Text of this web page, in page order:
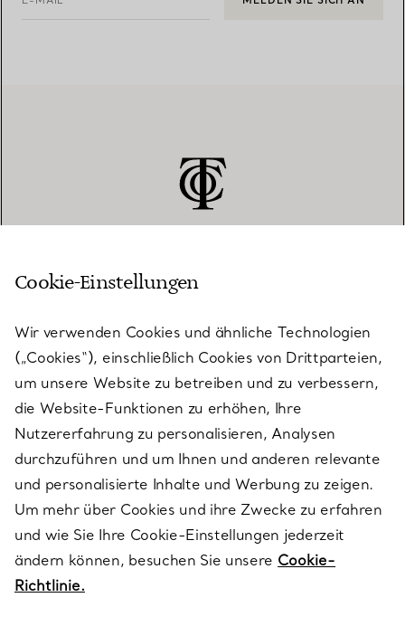
KUNDENSERVICE
SERVICES
ÜBER TIFFANY & CO.
RECHTLICHE HINWEISE
FOLGEN SIE UNS
Cookie-Einstellungen
Wir verwenden Cookies und ähnliche Technologien
(„Cookies“), einschließlich Cookies von Drittparteien,
um unsere Website zu betreiben und zu verbessern,
die Website-Funktionen zu erhöhen, Ihre
Nutzererfahrung zu personalisieren, Analysen
durchzuführen und um Ihnen und anderen relevante
und personalisierte Inhalte und Werbung zu zeigen.
Um mehr über Cookies und ihre Zwecke zu erfahren
und wie Sie Ihre Cookie-Einstellungen jederzeit
ändern können, besuchen Sie unsere Cookie-
Richtlinie.